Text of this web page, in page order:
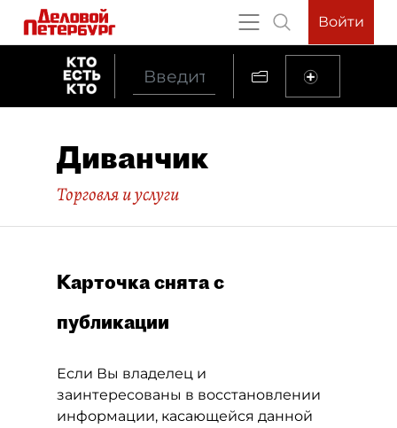
Войти
Диванчик
Торговля и услуги
Карточка снята с
публикации
Если Вы владелец и
заинтересованы в восстановлении
информации, касающейся данной